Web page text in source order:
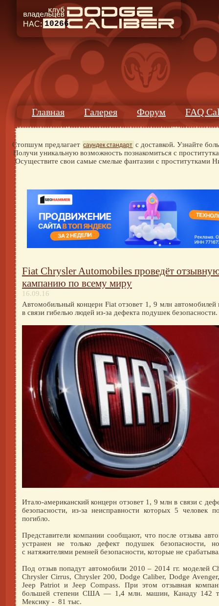
10266
Главная Галерея Форум FAQ
Стопшум предлагает саундек стандарт с доставкой. Узнайте
Получи уникальную возможность познакомиться с
Осуществите свои самые смелые фантазии с проститутками
Fiat Chrysler Automobiles проведёт
кампанию по всему миру
16.09.16
Автомобильный концерн Fiat отзовет 1, 9 млн
в связи гибелью людей из-за дефекта подушек безопасности.
Итало-американский концерн отзовет 1, 9 млн в связи с
безопасности, из-за неисправности которых 5 человек
погибло.
Представители компании сообщают, что после отзыва
устранен не только дефект подушек безопасности,
с натяжителями ремней безопасности, которые не
Под отзыв попадут автомобили 2010 – 2014 гг. моделей
Chrysler Cirrus, Chrysler 200, Dodge Caliber, Dodge
Jeep Patriot и Jeep Compass. При этом отзывная
большей степени США — 1,4 млн. машин, Канаду 142
Мексику - 81 тыс.